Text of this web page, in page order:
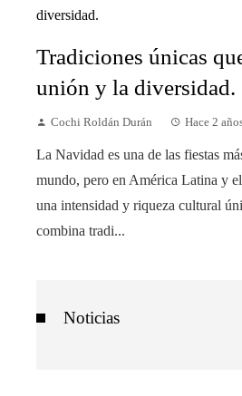
Tradiciones únicas
unión y la diversidad.
Cochi Roldán Durán Hace 2
La Navidad es una de las fiestas
mundo, pero en América Latina y
una intensidad y riqueza cultural
combina tradi...
Noticias